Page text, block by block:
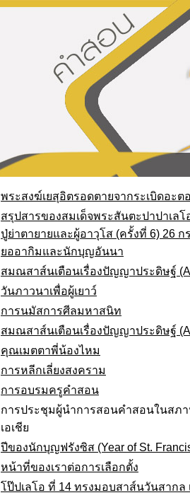
พระสงฆ์เยสุอิตรอดตายจากระเบิดอะ
สรุปสารของสมเด็จพระสันตะปาปาเล
ปู่ย่าตายายและผู้อาวุโส (ครั้งที่ 6) 26
ยออากิมและนักบุญอันนา
สมณสาส์นเตือนเรื่องปัญญาประดิษฐ์
วันภาวนาเพื่อผู้เยาว์
การนมัสการศีลมหาสนิท
สมณสาส์นเตือนเรื่องปัญญาประดิษฐ์
คุณเมตตาพี่น้องไหม
การหลีกเลี่ยงสงคราม
การอบรมครูคำสอน
การประชุมผู้นำการสอนคำสอนในสภ
เอเชีย
ปีของนักบุญฟรังซิส (Year of St.
หน้าที่ของเราต่อการเลือกตั้ง
โป๊ปเลโอ ที่ 14 ทรงมอบสาส์นวันสากล